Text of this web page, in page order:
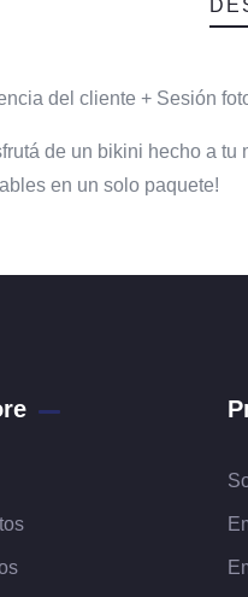
del cliente + Sesión
de un bikini hecho a
en un solo paquete!